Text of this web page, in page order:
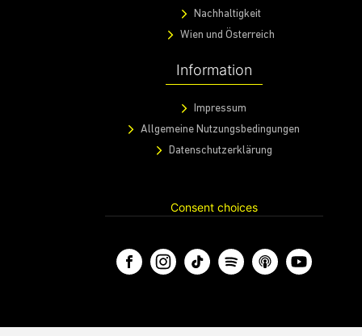
Nachhaltigkeit
Wien und Österreich
Information
Impressum
Allgemeine Nutzungsbedingungen
Datenschutzerklärung
Consent choices